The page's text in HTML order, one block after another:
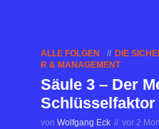
ALLE FOLGEN DIE
R & MANAGEMENT
Säule 3 – Der
Schlüsselfaktor
von Wolfgang Eck vor 2